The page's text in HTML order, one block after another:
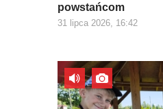
powstańcom
31 lipca 2026, 16:42